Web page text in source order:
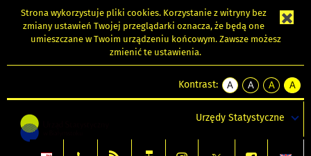
Strona wykorzystuje pliki cookies. Korzystanie z witryny bez
zmiany ustawień Twojej przeglądarki oznacza, że będą one
umieszczane w Twoim urządzeniu końcowym. Zawsze możesz
zmienić te ustawienia.
Kontrast:
A
kontrast
A
kontrast
tekst
czarnym
A
kontrast
tekst
czarnym
A
tekst
żółtym
Urzędy Statystyczne